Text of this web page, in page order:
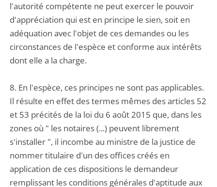
l'autorité compétente ne peut exercer le pouvoir
d'appréciation qui est en principe le sien, soit en
adéquation avec l'objet de ces demandes ou les
circonstances de l'espèce et conforme aux intérêts
dont elle a la charge.
8. En l'espèce, ces principes ne sont pas applicables.
Il résulte en effet des termes mêmes des articles 52
et 53 précités de la loi du 6 août 2015 que, dans les
zones où " les notaires (...) peuvent librement
s'installer ", il incombe au ministre de la justice de
nommer titulaire d'un des offices créés en
application de ces dispositions le demandeur
remplissant les conditions générales d'aptitude aux